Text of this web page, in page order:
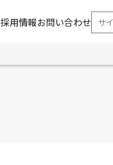
採用情報お問い合わせ